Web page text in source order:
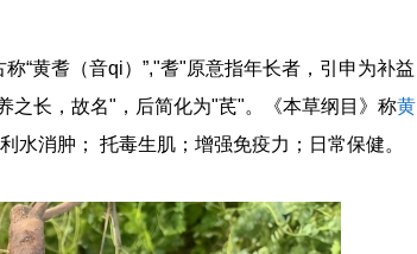
称“黄耆（音qi）”,"耆"原意指年长者，引申为补益
之长，故名"，后简化为"芪"。《本草纲目》称黄
水消肿； 托毒生肌；增强免疫力；日常保健。